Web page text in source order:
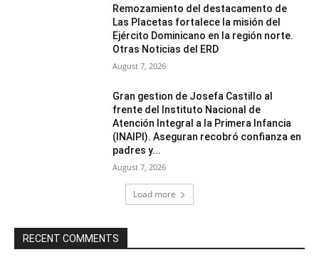
Remozamiento del destacamento de
Las Placetas fortalece la misión del
Ejército Dominicano en la región norte.
Otras Noticias del ERD
August 7, 2026
Gran gestion de Josefa Castillo al
frente del Instituto Nacional de
Atención Integral a la Primera Infancia
(INAIPI). Aseguran recobró confianza en
padres y...
August 7, 2026
Load more
RECENT COMMENTS